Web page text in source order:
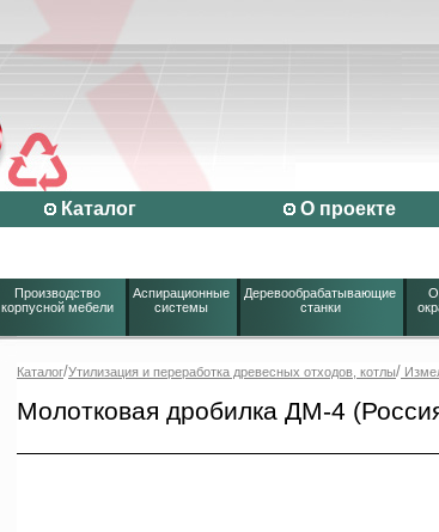
Каталог О проекте
Производство
корпусной мебели
Аспирационные
системы
Деревообрабатывающие
станки
Каталог/Утилизация и переработка древесных отходов, котлы/
Молотковая дробилка ДМ-4